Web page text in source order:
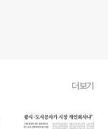
더보기